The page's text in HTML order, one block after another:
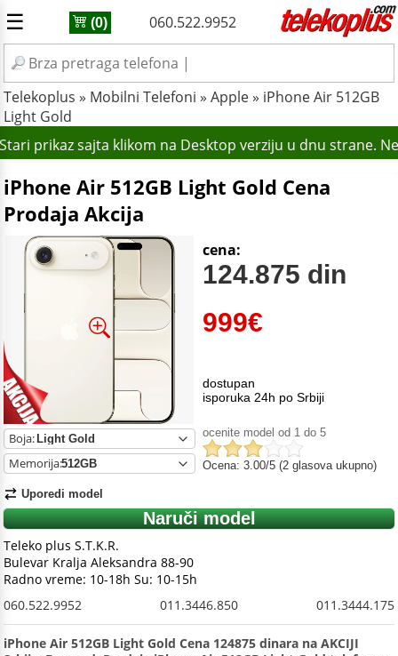
☰ (0) 060.522.9952
Telekoplus » Mobilni Telefoni » Apple» iPhone Air 512GB
Light Gold
prikaz sajta klikom na Desktop verziju u dnu strane.
iPhone Air 512GB Light Gold Cena
Prodaja Akcija
Boja:
Memorija:
Uporedi model
999€
cena:
124.875 din
dostupan
isporuka 24h po Srbiji
ocenite model od 1 do 5
Ocena: 3.00/5 (2 glasova ukupno)
Naruči model
Teleko plus S.T.K.R.
Bulevar Kralja Aleksandra 88-90
Radno vreme: 10-18h Su: 10-15h
060.522.9952
011.3446.850 011.3444.175
iPhone Air 512GB Light Gold Cena 124875 dinara na AKCIJI